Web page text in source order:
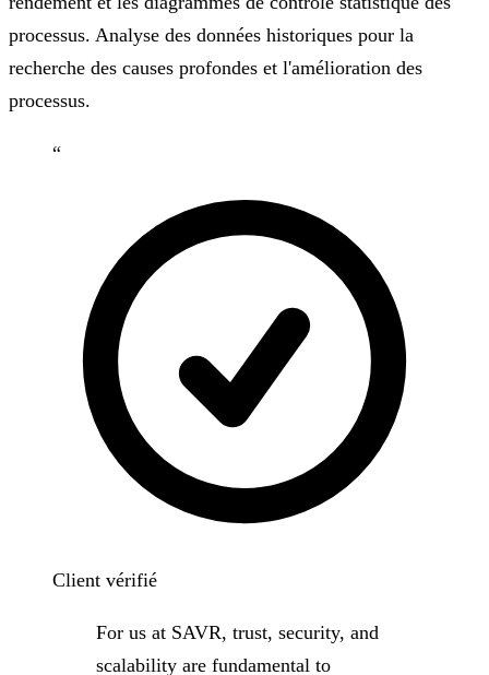
processus. Analyse des données historiques pour la
recherche des causes profondes et l'amélioration des
processus.
“
Client vérifié
For us at SAVR, trust, security, and
scalability are fundamental to